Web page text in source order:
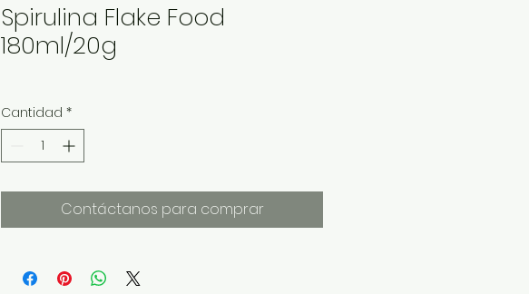
Spirulina Flake Food
180ml/20g
Cantidad *
Contáctanos para comprar